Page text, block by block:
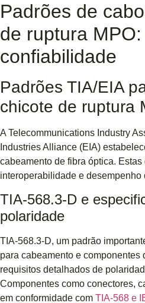
Padrões de
de ruptura
confiabilidade
Padrões TIA/EIA
chicote de ruptura
A Telecommunications Industry
Industries Alliance (EIA)
cabeamento de fibra óptica.
interoperabilidade e desempenho
TIA-568.3-D e
polaridade
TIA-568.3-D, um padrão
para cabeamento e componentes
requisitos detalhados de
Componentes como conectores,
em conformidade com TIA-568 e